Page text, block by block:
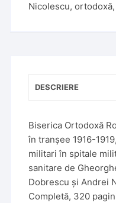
t
Nicolescu,ortodoxă,
DESCRIERE
Biserica Ortodoxă
în tranșee 1916-
militari în spitale
sanitare de
Dobrescu și Andrei
Completă, 320